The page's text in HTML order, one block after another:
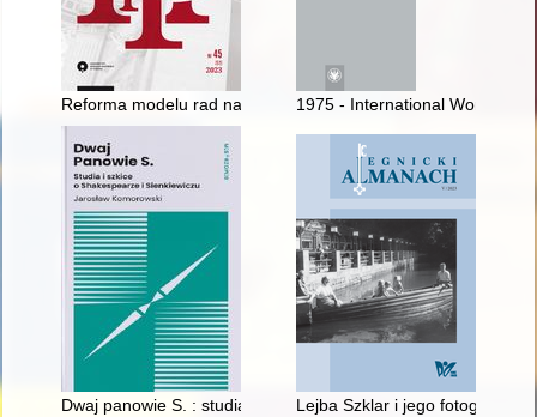
Reforma modelu rad narodowych czy ustanowienie
1975 - International Women's
Dwaj panowie S. : studia i szkice o Shakespearze i
Lejba Szklar i jego fotografie